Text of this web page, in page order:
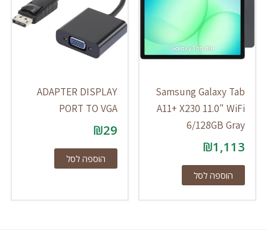
Samsung Galaxy Tab
A11+ X230 11.0" WiFi
6/128GB Gray
₪1,113
הוספה לסל
ADAPTER DISPLAY
PORT TO VGA
₪29
הוספה לסל